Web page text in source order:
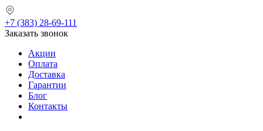
+7 (383) 28-69-111
Заказать звонок
Акции
Оплата
Доставка
Гарантии
Блог
Контакты